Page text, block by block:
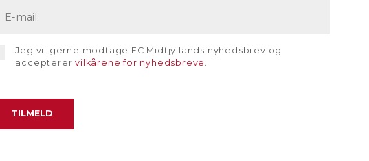
Jeg vil gerne modtage FC Midtjyllands nyhedsbrev og
accepterervilkårene for nyhedsbreve